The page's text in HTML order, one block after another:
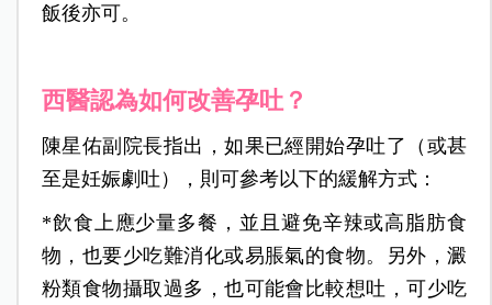
飯後亦可。
西醫認為如何改善孕吐？
陳星佑副院長指出，如果已經開始孕吐了（或甚
至是妊娠劇吐），則可參考以下的緩解方式：
*飲食上應少量多餐，並且避免辛辣或高脂肪食
物，也要少吃難消化或易脹氣的食物。另外，澱
粉類食物攝取過多，也可能會比較想吐，可少吃